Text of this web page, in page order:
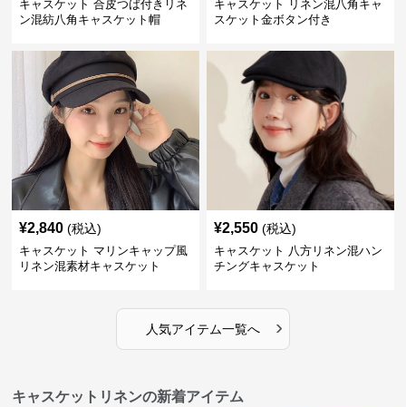
キャスケット 合皮つば付きリネ
ン混紡八角キャスケット帽
キャスケット リネン混八角キャ
スケット金ボタン付き
¥2,840 (税込)
キャスケット マリンキャップ風
リネン混素材キャスケット
¥2,550 (税込)
キャスケット 八方リネン混ハン
チングキャスケット
人気アイテム一覧へ ›
キャスケットリネンの新着アイテム